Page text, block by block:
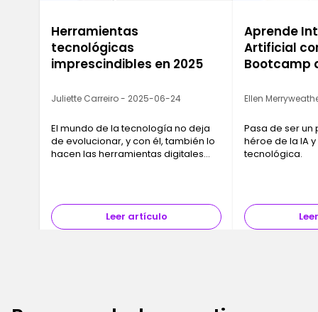
Herramientas
tecnológicas
imprescindibles en 2025
Juliette Carreiro - 2025-06-24
El mundo de la tecnología no deja
de evolucionar, y con él, también lo
hacen las herramientas digitales
herramientas que tanto tú como tu
empresa deberíais considerar para
manteneros a la vanguardia.
Leer artículo
Aprende
Artificial
Bootcamp
Ellen
Pasa de ser un
héroe de la IA
tecnológica.